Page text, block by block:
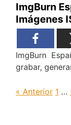
ImgBurn
Imágenes
ImgBurn
grabar,
« Anterior 1 …